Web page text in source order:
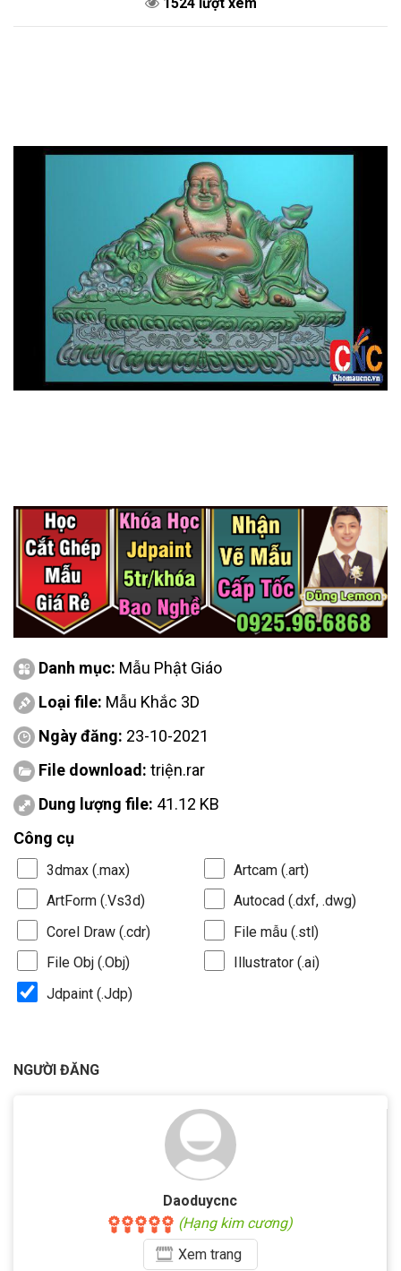
Danh mục: Mẫu Phật Giáo
Loại file: Mẫu Khắc 3D
Ngày đăng: 23-10-2021
File download: triện.rar
Dung lượng file: 41.12 KB
Công cụ
3dmax (.max)
Artcam (.art)
ArtForm (.Vs3d)
Autocad (.dxf, .dwg)
Corel Draw (.cdr)
File mẫu (.stl)
File Obj (.Obj)
Illustrator (.ai)
Jdpaint (.Jdp)
NGƯỜI ĐĂNG
Daoduycnc
(Hạng kim cương)
Xemtrang